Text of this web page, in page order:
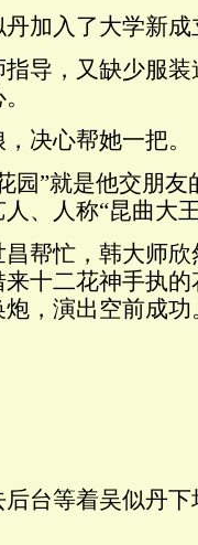
加入了大学新
导，又缺少服
决心帮她一把。
园”就是他交朋
、人称“昆曲大
帮忙，韩大师
十二花神手执
，演出空前成功
台等着吴似丹